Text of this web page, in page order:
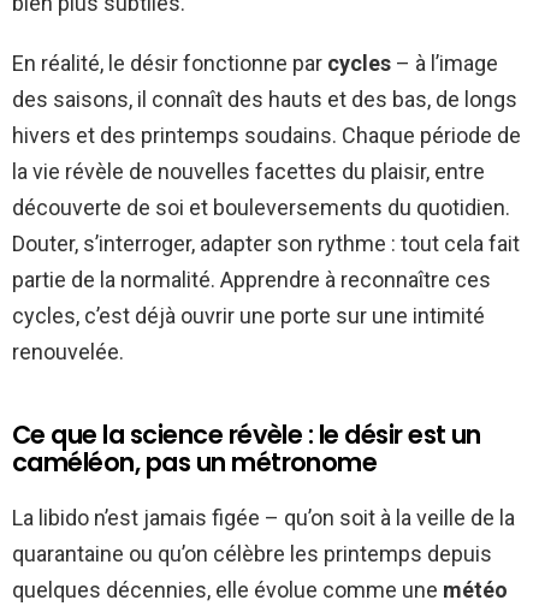
En réalité, le désir fonctionne par cycles – à l’image
des saisons, il connaît des hauts et des bas, de longs
hivers et des printemps soudains. Chaque période de
la vie révèle de nouvelles facettes du plaisir, entre
découverte de soi et bouleversements du quotidien.
Douter, s’interroger, adapter son rythme : tout cela fait
partie de la normalité. Apprendre à reconnaître ces
cycles, c’est déjà ouvrir une porte sur une intimité
renouvelée.
Ce que la science révèle : le désir est un
caméléon, pas un métronome
La libido n’est jamais figée – qu’on soit à la veille de la
quarantaine ou qu’on célèbre les printemps depuis
quelques décennies, elle évolue comme une météo